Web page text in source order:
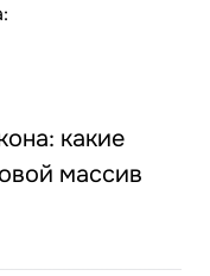
какие
массив